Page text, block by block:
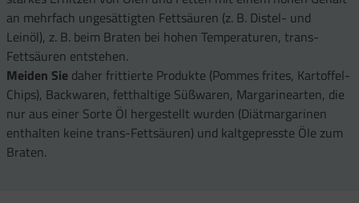
an mehrfach ungesättigten Fettsäuren (z. B. Distel- und
Leinöl), z. B. beim Braten bei hohen Temperaturen, trans-
Fettsäuren entstehen.
Meiden Sie daher frittierte Produkte (Pommes frites, Kartoffel-
Chips), Backwaren, fetthaltige Süßwaren, Margarinearten, die
nur aus einer Sorte Öl hergestellt wurden (Diätmargarinen
enthalten keine trans-Fettsäuren) und kaltgepresste Öle zum
Braten.